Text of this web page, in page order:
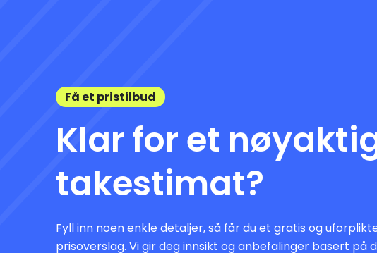
Få et pristilbud
Klar for et
takestimat?
Fyll inn noen enkle detaljer, så får du et gratis og
prisoverslag. Vi gir deg innsikt og anbefalinger basert på